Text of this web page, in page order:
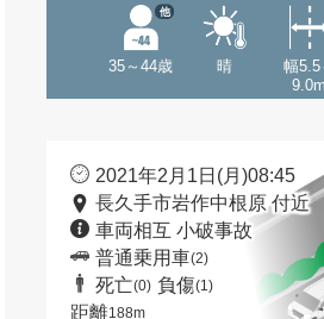
35～44歳
他
晴
幅5.5
9.0m
2021年2月1日(月)08:45
長久手市岩作中根原 付近
車両相互 小破事故
普通乗用車(2)
死亡(0) 負傷(1)
距離188m